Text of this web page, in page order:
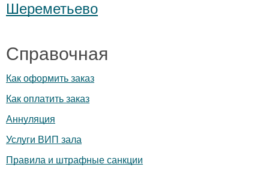
Шереметьево
Справочная
Как оформить заказ
Как оплатить заказ
Аннуляция
Услуги ВИП зала
Правила и штрафные санкции